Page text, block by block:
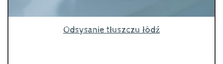
Odsysanie tłuszczu łódź